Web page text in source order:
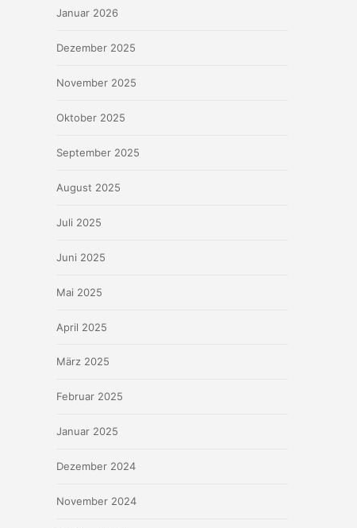
Januar 2026
Dezember 2025
November 2025
Oktober 2025
September 2025
August 2025
Juli 2025
Juni 2025
Mai 2025
April 2025
März 2025
Februar 2025
Januar 2025
Dezember 2024
November 2024